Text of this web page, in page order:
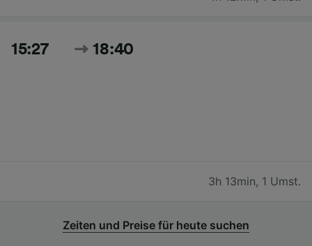
15:27 18:40
3h 13min, 1 Umst.
Zeiten und Preise für heute suchen